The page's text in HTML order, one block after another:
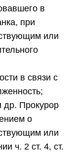
в
при
или
в связи с
др. Прокурор
о
или
ч. 2 ст. 4, ст.